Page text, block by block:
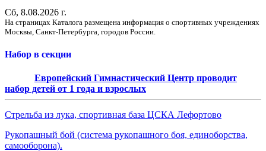
Сб, 8.08.2026 г.
На страницах Каталога размещена информация о спортивных учреждениях
Москвы, Санкт-Петербурга, городов России.
Набор в секции
Европейский Гимнастический Центр проводит
набор детей от 1 года и взрослых
Стрельба из лука, спортивная база ЦСКА Лефортово
Рукопашный бой (система рукопашного боя, единоборства,
самооборона).